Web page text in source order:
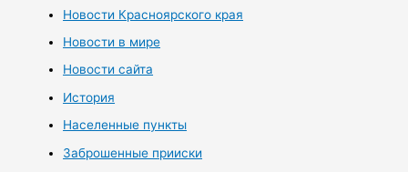
Новости Красноярского края
Новости в мире
Новости сайта
История
Населенные пункты
Заброшенные прииски